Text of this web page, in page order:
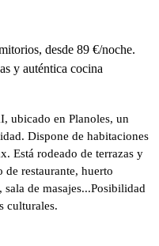
desde 89 €/noche.
y auténtica cocina
ubicado en Planoles, un
Dispone de habitaciones
Está rodeado de terrazas y
de restaurante, huerto
de masajes...Posibilidad
culturales.